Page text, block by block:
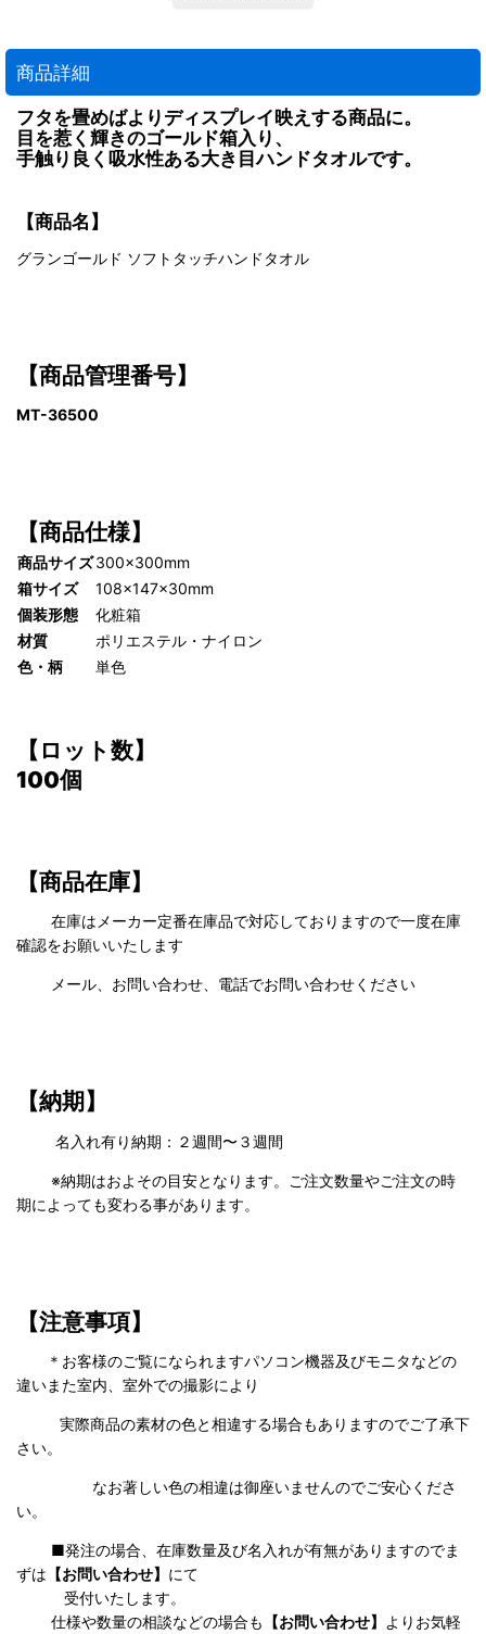
商品詳細
フタを畳めばよりディスプレイ映えする商品に。
目を惹く輝きのゴールド箱入り、
手触り良く吸水性ある大き目ハンドタオルです。
【商品名】
グランゴールド ソフトタッチハンドタオル
【商品管理番号】
MT-36500
【商品仕様】
商品サイズ300×300mm
箱サイズ
108×147×30mm
個装形態
化粧箱
材質
ポリエステル・ナイロン
色・柄
単色
【ロット数】
100個
【商品在庫】
在庫はメーカー定番在庫品で対応しておりますので一度在庫
確認をお願いいたします
メール、お問い合わせ、電話でお問い合わせください
【納期】
名入れ有り納期：２週間〜３週間
※納期はおよその目安となります。ご注文数量やご注文の時
期によっても変わる事があります。
【注意事項】
＊お客様のご覧になられますパソコン機器及びモニタなどの
違いまた室内、室外での撮影により
実際商品の素材の色と相違する場合もありますのでご了承下
さい。
なお著しい色の相違は御座いませんのでご安心くださ
い。
■発注の場合、在庫数量及び名入れが有無がありますのでま
ずは 【お問い合わせ】 にて
受付いたします。
仕様や数量の相談などの場合も
【お問い合わせ】
よりお気軽